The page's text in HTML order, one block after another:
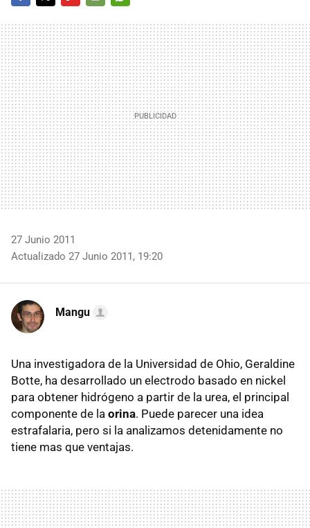
MAIL
27 Junio 2011
Actualizado 27 Junio 2011, 19:20
Mangu
Una investigadora de la Universidad de Ohio, Geraldine
Botte, ha desarrollado un electrodo basado en nickel
para obtener hidrógeno a partir de la urea, el principal
componente de la orina. Puede parecer una idea
estrafalaria, pero si la analizamos detenidamente no
tiene mas que ventajas.